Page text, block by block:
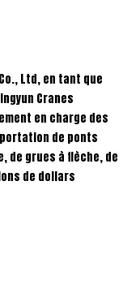
Ltd, en tant que
Cranes
en charge des
de ponts
de grues à flèche, de
de dollars